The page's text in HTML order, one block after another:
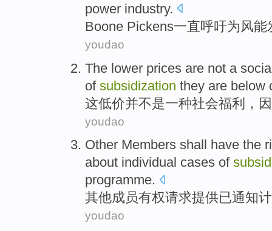
power industry.
Boone Pickens一直呼吁为 风能
youdao
The lower prices are not a
of subsidization they are below
这低价并不是一种社会福利 ，
youdao
Other Members shall have the
about individual cases of
programme.
其他成员有权请求提供已通知
youdao